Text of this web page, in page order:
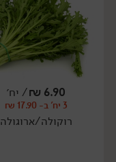
יח׳
6.90
₪/ יח׳
3 יח' ב- 17.90 ₪
רוקולה/ארוגולה